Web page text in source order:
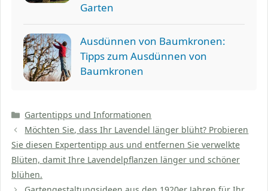
Garten
Ausdünnen von Baumkronen:
Tipps zum Ausdünnen von
Baumkronen
Kategorien
Gartentipps und Informationen
Möchten Sie, dass Ihr Lavendel länger blüht? Probieren
Sie diesen Expertentipp aus und entfernen Sie verwelkte
Blüten, damit Ihre Lavendelpflanzen länger und schöner
blühen.